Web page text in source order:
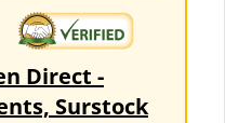
Direct -
Surstock